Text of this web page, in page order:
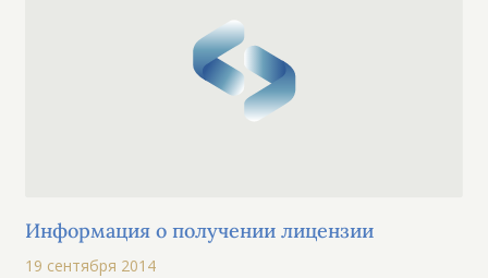
Информация о получении лицензии
19 сентября 2014